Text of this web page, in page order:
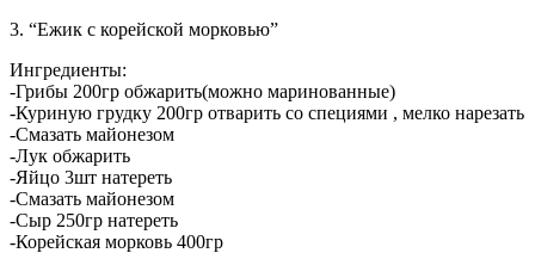
3. “Ежик с корейской морковью”
Ингредиенты:
-Грибы 200гр обжарить(можно маринованные)
-Куриную грудку 200гр отварить со специями , мелко нарезать
-Смазать майонезом
-Лук обжарить
-Яйцо 3шт натереть
-Смазать майонезом
-Сыр 250гр натереть
-Корейская морковь 400гр